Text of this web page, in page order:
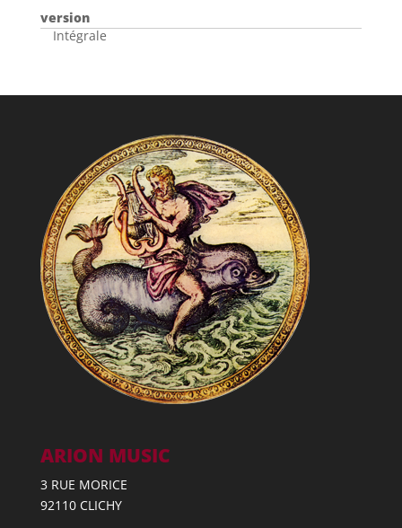
version
Intégrale
ARION MUSIC
3 RUE MORICE
92110 CLICHY